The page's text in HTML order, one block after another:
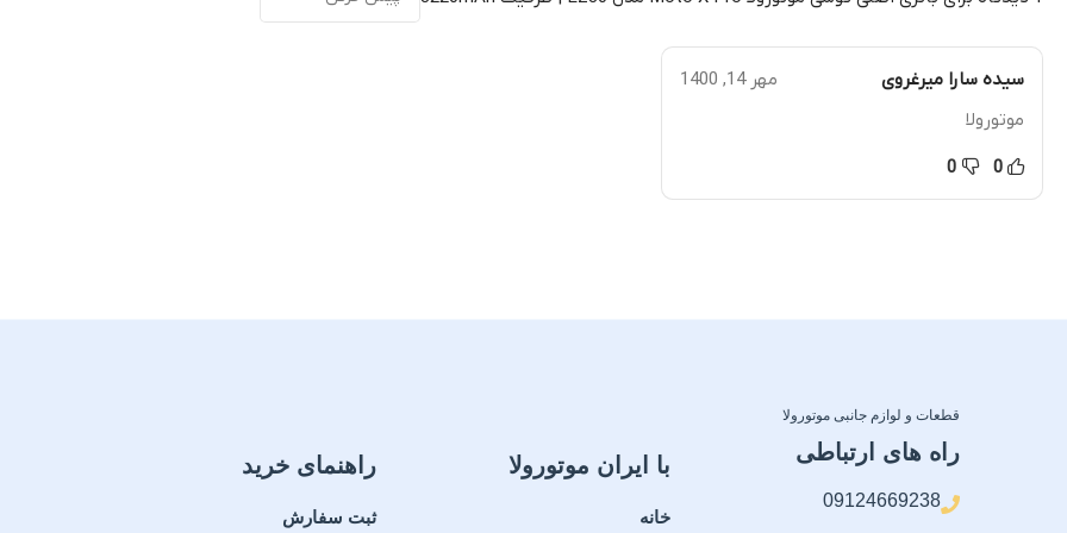
ضمانت سلامت فیزیکی کالا
سیده سارا میرغروی
مهر 14, 1400
موتورولا
0
0
قطعات و لوازم جانبی موتورولا
راه های ارتباطی
09124669238
با ایران موتورولا
خانه
راهنمای خرید
ثبت سفارش